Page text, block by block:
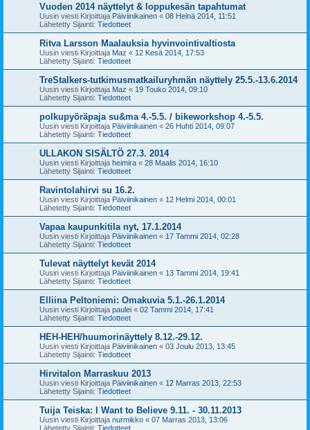
Vuoden 2014 näyttelyt & loppukesän tapahtumat
Uusin viesti Kirjoittaja Päiviinikainen « 08 Heinä 2014, 11:51
Lähetetty Sijainti: Tiedotteet
Ritva Larsson Maalauksia hyvinvointivaltiosta
Uusin viesti Kirjoittaja Maz « 12 Kesä 2014, 17:53
Lähetetty Sijainti: Tiedotteet
TreStalkers-tutkimusmatkailuryhmän näyttely 25.5.-13.6.2014
Uusin viesti Kirjoittaja Maz « 19 Touko 2014, 09:10
Lähetetty Sijainti: Tiedotteet
polkupyöräpaja su&ma 4.-5.5. / bikeworkshop 4.-5.5.
Uusin viesti Kirjoittaja Päiviinikainen « 26 Huhti 2014, 09:07
Lähetetty Sijainti: Tiedotteet
ULLAKON SISÄLTÖ 27.3. 2014
Uusin viesti Kirjoittaja heimira « 28 Maalis 2014, 16:10
Lähetetty Sijainti: Tiedotteet
Ravintolahirvi su 16.2.
Uusin viesti Kirjoittaja Päiviinikainen « 12 Helmi 2014, 00:01
Lähetetty Sijainti: Tiedotteet
Vapaa kaupunkitila nyt, 17.1.2014
Uusin viesti Kirjoittaja Päiviinikainen « 17 Tammi 2014, 02:28
Lähetetty Sijainti: Tiedotteet
Tulevat näyttelyt kevät 2014
Uusin viesti Kirjoittaja Päiviinikainen « 13 Tammi 2014, 19:41
Lähetetty Sijainti: Tiedotteet
Elliina Peltoniemi: Omakuvia 5.1.-26.1.2014
Uusin viesti Kirjoittaja paulei « 02 Tammi 2014, 17:41
Lähetetty Sijainti: Tiedotteet
HEH-HEH/huumorinäyttely 8.12.-29.12.
Uusin viesti Kirjoittaja Päiviinikainen « 03 Joulu 2013, 13:45
Lähetetty Sijainti: Tiedotteet
Hirvitalon Marraskuu 2013
Uusin viesti Kirjoittaja Päiviinikainen « 12 Marras 2013, 22:53
Lähetetty Sijainti: Tiedotteet
Tuija Teiska: I Want to Believe 9.11. - 30.11.2013
Uusin viesti Kirjoittaja nurmikko « 07 Marras 2013, 13:06
Lähetetty Sijainti: Tiedotteet